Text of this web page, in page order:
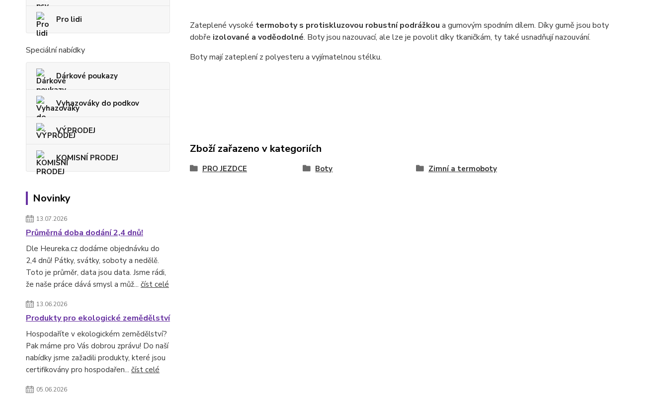
Pro lidi
Speciální nabídky
Dárkové poukazy
Vyhazováky do podkov
VÝPRODEJ
KOMISNÍ PRODEJ
Novinky
13.07.2026
Průměrná doba dodání 2,4 dnů!
Dle Heureka.cz dodáme objednávku do
2,4 dnů! Pátky, svátky, soboty a nedělě.
Toto je průměr, data jsou data. Jsme rádi,
že naše práce dává smysl a můž... číst celé
13.06.2026
Produkty pro ekologické zemědělství
Hospodaříte v ekologickém zemědělství?
Pak máme pro Vás dobrou zprávu! Do naší
nabídky jsme zažadili produkty, které jsou
certifikovány pro hospodařen... číst celé
05.06.2026
Zateplené vysoké termoboty s protiskluzovou robustní podrážkou a gumovým spodním dílem. Díky gumě jsou boty
dobře izolované a voděodolné. Boty jsou nazouvací, ale lze je povolit díky tkaničkám, ty také usnadňují nazouvání.
Boty mají zateplení z polyesteru a vyjímatelnou stélku.
Zboží zařazeno v kategoriích
PRO JEZDCE Boty Zimní a termoboty